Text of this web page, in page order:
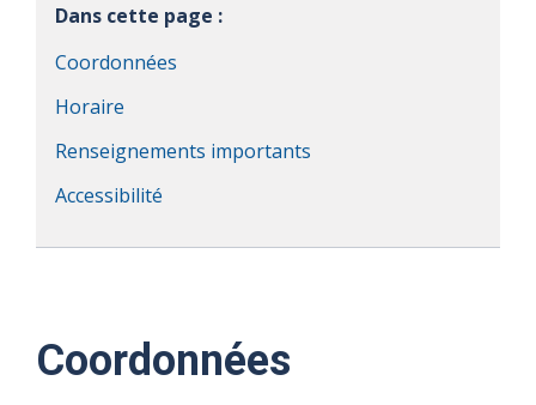
Dans cette page :
Coordonnées
Horaire
Renseignements importants
Accessibilité
Coordonnées